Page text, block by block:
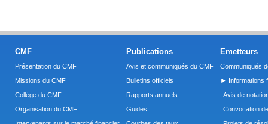
CMF
Présentation du CMF
Missions du CMF
Collège du CMF
Organisation du CMF
Publications
Avis et communiqués du CMF
Bulletins officiels
Rapports annuels
Guides
Emetteurs
Communiqués
► Informations
Avis de
Convocation